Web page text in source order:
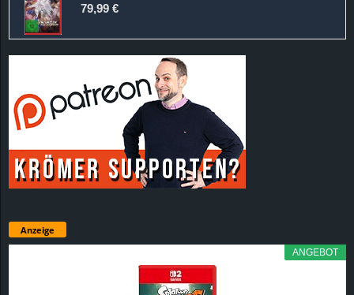
79,99 €
Anzeige
ANGEBOT